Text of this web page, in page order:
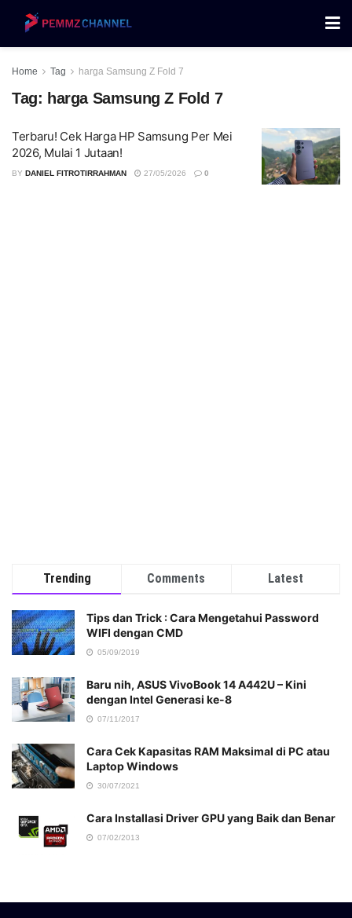
Home Tag harga Samsung Z Fold 7
Tag: harga Samsung Z Fold 7
Terbaru! Cek Harga HP Samsung Per Mei
2026, Mulai 1 Jutaan!
BY DANIEL FITROTIRRAHMAN 27/05/2026 0
Trending Comments Latest
Tips dan Trick : Cara Mengetahui Password
WIFI dengan CMD
05/09/2019
Baru nih, ASUS VivoBook 14 A442U – Kini
dengan Intel Generasi ke-8
07/11/2017
Cara Cek Kapasitas RAM Maksimal di PC atau
Laptop Windows
30/07/2021
Cara Installasi Driver GPU yang Baik dan Benar
07/02/2013